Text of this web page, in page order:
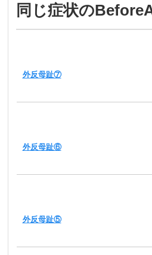
同じ症状の
外反母趾⑦
外反母趾⑥
外反母趾⑤